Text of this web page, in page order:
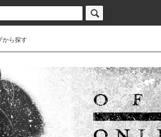
から探す